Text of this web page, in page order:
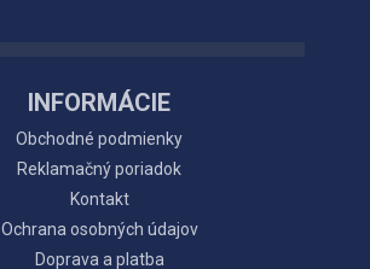
INFORMÁCIE
Obchodné podmienky
Reklamačný poriadok
Kontakt
Ochrana osobných údajov
Doprava a platba